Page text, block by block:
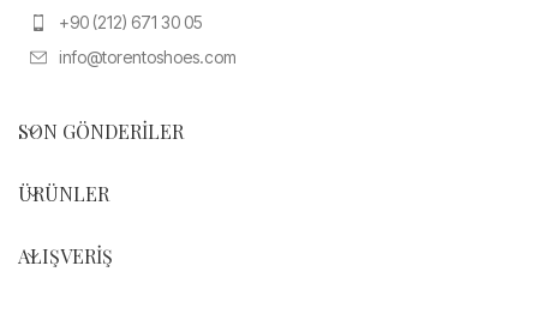
+90 (212) 671 30 05
info@torentoshoes.com
SON GÖNDERILER
ÜRÜNLER
ALIŞVERIŞ